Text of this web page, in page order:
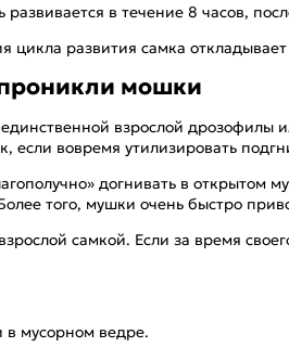
развивается в течение 8 часов,
цикла развития самка
мошки
взрослой
если вовремя утилизировать
догнивать в
того, мушки очень быстро
самкой. Если за время
в мусорном ведре.